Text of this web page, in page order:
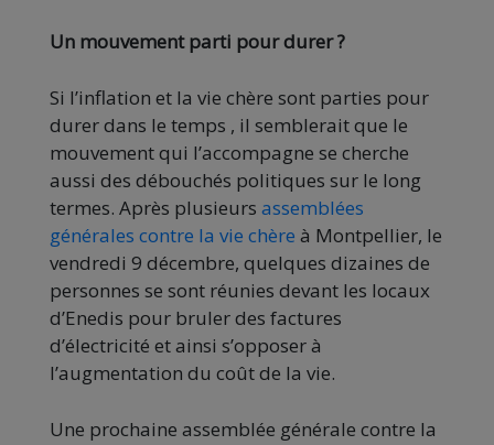
Un mouvement parti pour durer ?
Si l’inflation et la vie chère sont parties pour
durer dans le temps , il semblerait que le
mouvement qui l’accompagne se cherche
aussi des débouchés politiques sur le long
termes. Après plusieurs assemblées
générales contre la vie chère à Montpellier, le
vendredi 9 décembre, quelques dizaines de
personnes se sont réunies devant les locaux
d’Enedis pour bruler des factures
d’électricité et ainsi s’opposer à
l’augmentation du coût de la vie.
Une prochaine assemblée générale contre la